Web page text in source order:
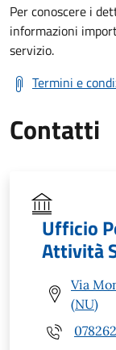
Per conoscere i
informazioni
servizio.
Termini e
Contatti
Ufficio
Attività
Via
(NU)